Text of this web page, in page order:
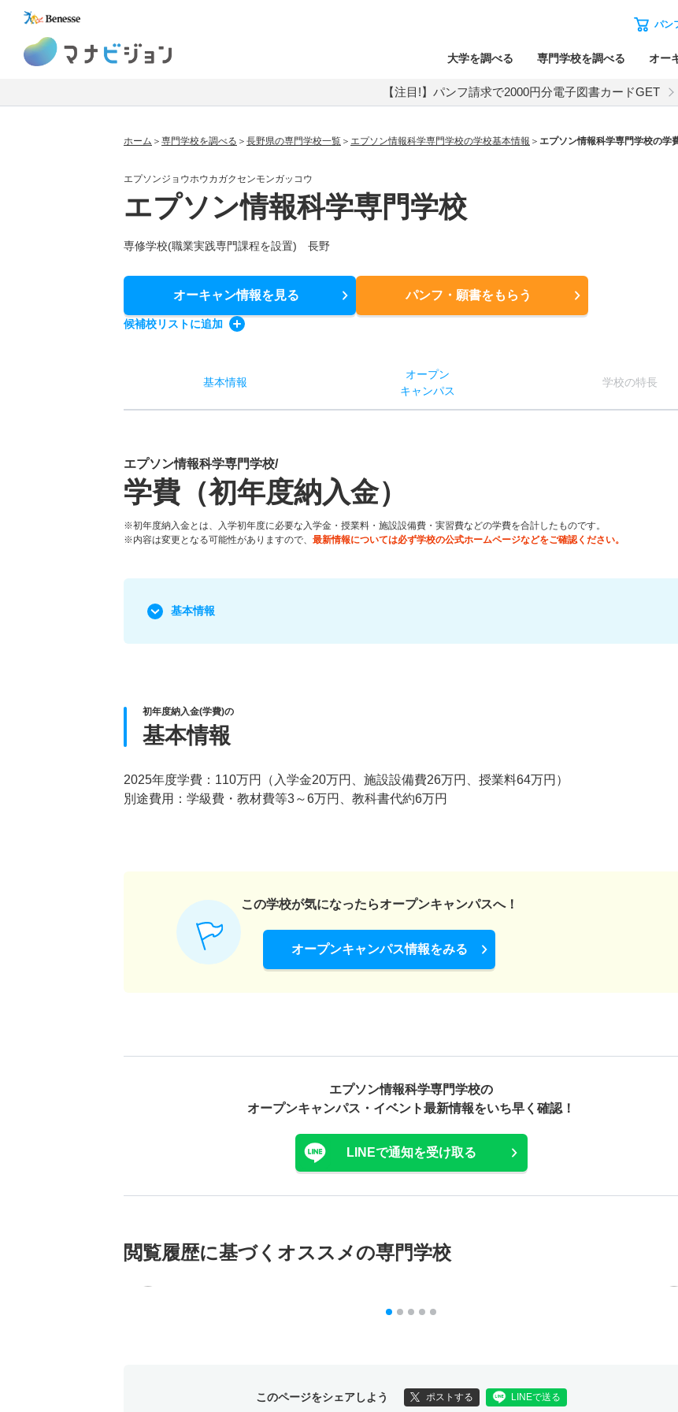
パン
大学を調べる 専門学校を調べる オー
【注目!】パンフ請求で2000円分電子図書カードGET
ホーム 専門学校を調べる 長野県の専門学校一覧 エプソン情報科学専門学校の学校基本情報 エプソン情報科学専門学校の学
エプソンジョウホウカガクセンモンガッコウ
エプソン情報科学専門学校
専修学校(職業実践専門課程を設置) 長野
オーキャン情報を見る パンフ・願書をもらう
候補校リストに追加
基本情報
オープン
キャンパス
学校の特長
エプソン情報科学専門学校/
学費（初年度納入金）
※初年度納入金とは、入学初年度に必要な入学金・授業料・施設設備費・実習費などの学費を合計したものです。
※内容は変更となる可能性がありますので、 最新情報については必ず学校の公式ホームページなどをご確認ください。
基本情報
初年度納入金(学費)の
基本情報
2025年度学費：110万円（入学金20万円、施設設備費26万円、授業料64万円）
別途費用：学級費・教材費等3～6万円、教科書代約6万円
この学校が気になったらオープンキャンパスへ！
オープンキャンパス情報をみる
エプソン情報科学専門学校の
オープンキャンパス・ イベント最新情報をいち早く確認！
LINEで通知を受け取る
閲覧履歴に基づく オススメの専門学校
このページをシェアしよう ポストする LINEで送る